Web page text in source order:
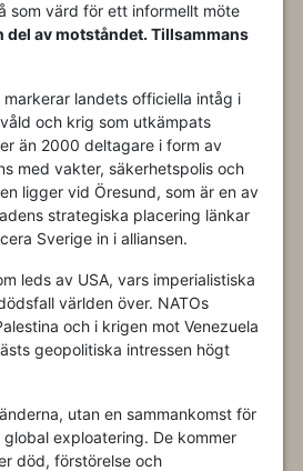
som värd för ett informellt möte
del av motståndet. Tillsammans
landets officiella intåg i
och krig som utkämpats
än 2000 deltagare i form av
med vakter, säkerhetspolis och
ligger vid Öresund, som är en av
strategiska placering länkar
Sverige in i alliansen.
leds av USA, vars imperialistiska
världen över. NATOs
och i krigen mot Venezuela
geopolitiska intressen högt
utan en sammankomst för
exploatering. De kommer
död, förstörelse och